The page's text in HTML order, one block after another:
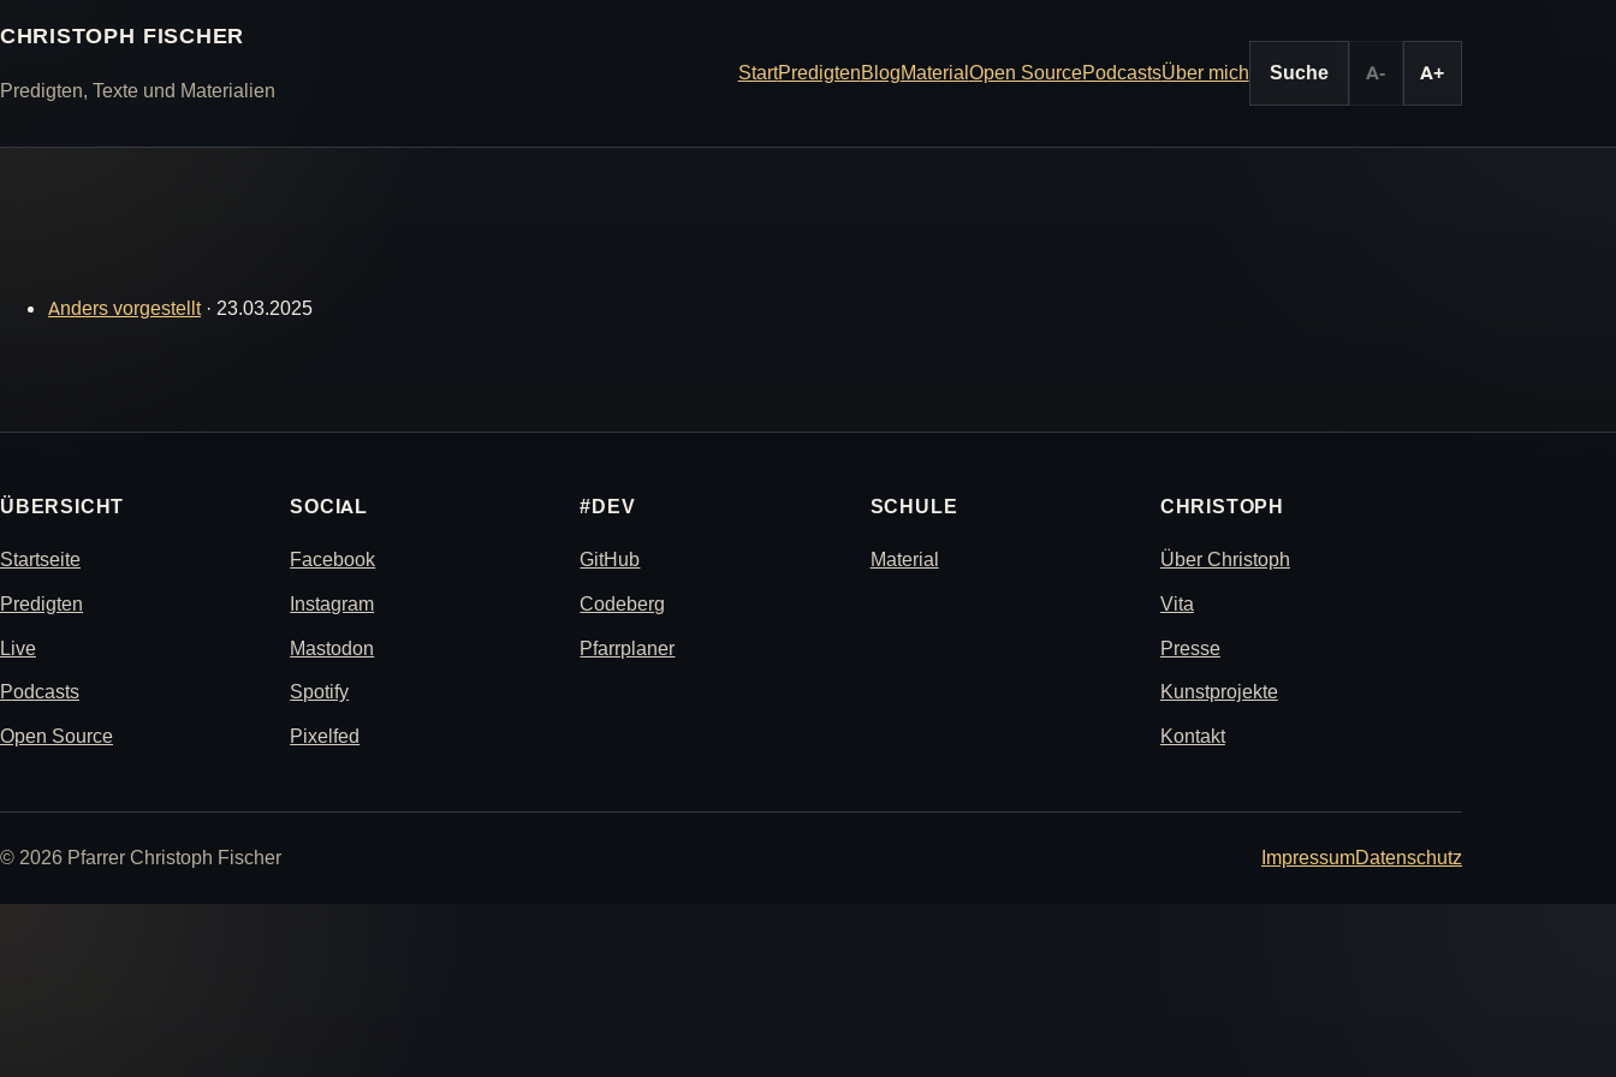
CHRISTOPH FISCHER
Predigten, Texte und Materialien
StartPredigtenBlogMaterialOpen SourcePodcastsÜber mich Suche A- A+
Anders vorgestellt· 23.03.2025
ÜBERSICHT
Startseite
Predigten
Live
Podcasts
Open Source
SOCIAL
Facebook
Instagram
Mastodon
Spotify
Pixelfed
#DEV
GitHub
Codeberg
Pfarrplaner
SCHULE
Material
CHRISTOPH
Über Christoph
Vita
Presse
Kunstprojekte
Kontakt
© 2026 Pfarrer Christoph Fischer ImpressumDatenschutz